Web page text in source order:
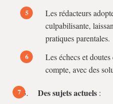
Les rédacteurs
culpabilisante,
pratiques parentales.
Les échecs et
compte, avec des
Des sujets actuels :